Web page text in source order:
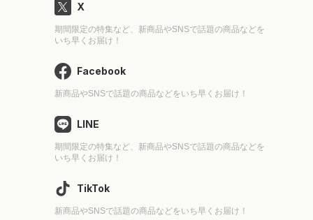
X
期間限定の特集など、新商品やSNSで話題の商品などを
いち早くお届け！
Facebook
新商品やSNSで話題の商品などをいち早くお届け！
LINE
期間限定の特集など、新商品やSNSで話題の商品などを
いち早くお届け！
TikTok
新商品やSNSで話題の商品などをいち早くお届け！